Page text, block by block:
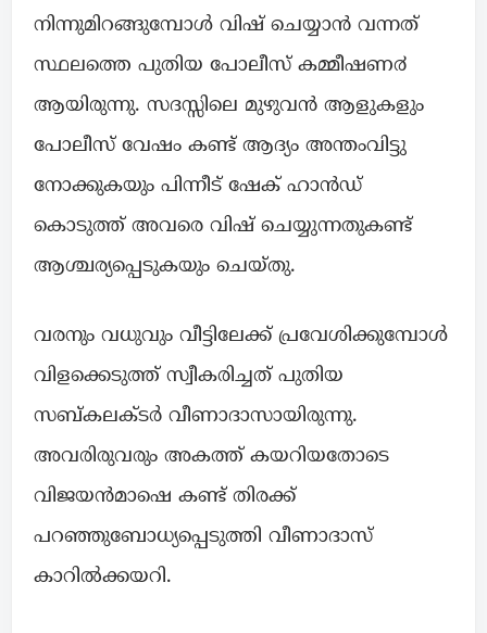
നിന്നുമിറങ്ങുമ്പോൾ വിഷ് ചെയ്യാൻ വന്നത്
സ്ഥലത്തെ പുതിയ പോലീസ് കമ്മീഷണ൪
ആയിരുന്നു. സദസ്സിലെ മുഴുവൻ ആളുകളും
പോലീസ് വേഷം കണ്ട് ആദ്യം അന്തംവിട്ടു
നോക്കുകയും പിന്നീട് ഷേക് ഹാൻഡ്
കൊടുത്ത് അവരെ വിഷ് ചെയ്യുന്നതുകണ്ട്
ആശ്ചര്യപ്പെടുകയും ചെയ്തു.
വരനും വധുവും വീട്ടിലേക്ക് പ്രവേശിക്കുമ്പോൾ
വിളക്കെടുത്ത് സ്വീകരിച്ചത് പുതിയ
സബ്കലക്ടർ വീണാദാസായിരുന്നു.
അവരിരുവരും അകത്ത് കയറിയതോടെ
വിജയൻമാഷെ കണ്ട് തിരക്ക്
പറഞ്ഞുബോധ്യപ്പെടുത്തി വീണാദാസ്
കാറിൽക്കയറി.